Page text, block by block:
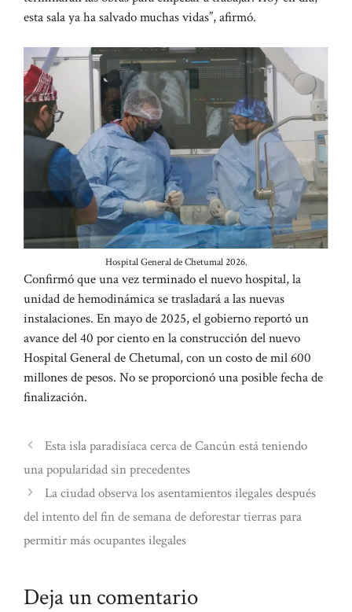
esta sala ya ha salvado muchas vidas”, afirmó.
Hospital General de Chetumal 2026.
Confirmó que una vez terminado el nuevo hospital, la
unidad de hemodinámica se trasladará a las nuevas
instalaciones. En mayo de 2025, el gobierno reportó un
avance del 40 por ciento en la construcción del nuevo
Hospital General de Chetumal, con un costo de mil 600
millones de pesos. No se proporcionó una posible fecha de
finalización.
Esta isla paradisíaca cerca de Cancún está teniendo
una popularidad sin precedentes
La ciudad observa los asentamientos ilegales después
del intento del fin de semana de deforestar tierras para
permitir más ocupantes ilegales
Deja un comentario